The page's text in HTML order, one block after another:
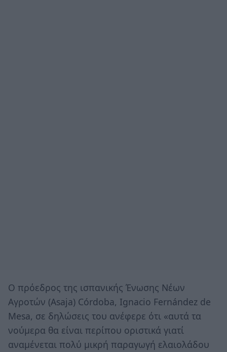
Ο πρόεδρος της ισπανικής Ένωσης Νέων
Αγροτών (Asaja) Córdoba, Ignacio Fernández de
Mesa, σε δηλώσεις του ανέφερε ότι «αυτά τα
νούμερα θα είναι περίπου οριστικά γιατί
αναμένεται πολύ μικρή παραγωγή ελαιολάδου